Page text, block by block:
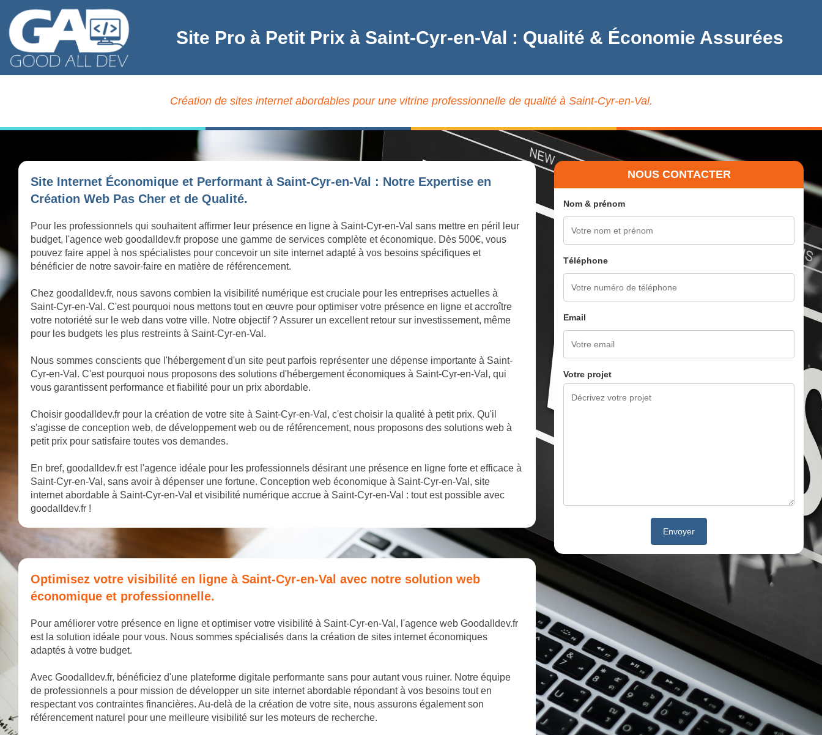
Site Pro à Petit Prix à Saint-Cyr-en-Val : Qualité & Économie Assurées
Création de sites internet abordables pour une vitrine professionnelle de qualité à Saint-Cyr-en-Val.
Site Internet Économique et Performant à Saint-Cyr-en-Val : Notre Expertise en
Création Web Pas Cher et de Qualité.
Pour les professionnels qui souhaitent affirmer leur présence en ligne à Saint-Cyr-en-Val sans mettre en péril leur
budget, l'agence web goodalldev.fr propose une gamme de services complète et économique. Dès 500€, vous
pouvez faire appel à nos spécialistes pour concevoir un site internet adapté à vos besoins spécifiques et
bénéficier de notre savoir-faire en matière de référencement.
Chez goodalldev.fr, nous savons combien la visibilité numérique est cruciale pour les entreprises actuelles à
Saint-Cyr-en-Val. C'est pourquoi nous mettons tout en œuvre pour optimiser votre présence en ligne et accroître
votre notoriété sur le web dans votre ville. Notre objectif ? Assurer un excellent retour sur investissement, même
pour les budgets les plus restreints à Saint-Cyr-en-Val.
Nous sommes conscients que l'hébergement d'un site peut parfois représenter une dépense importante à Saint-
Cyr-en-Val. C'est pourquoi nous proposons des solutions d'hébergement économiques à Saint-Cyr-en-Val, qui
vous garantissent performance et fiabilité pour un prix abordable.
Choisir goodalldev.fr pour la création de votre site à Saint-Cyr-en-Val, c'est choisir la qualité à petit prix. Qu'il
s'agisse de conception web, de développement web ou de référencement, nous proposons des solutions web à
petit prix pour satisfaire toutes vos demandes.
En bref, goodalldev.fr est l'agence idéale pour les professionnels désirant une présence en ligne forte et efficace à
Saint-Cyr-en-Val, sans avoir à dépenser une fortune. Conception web économique à Saint-Cyr-en-Val, site
internet abordable à Saint-Cyr-en-Val et visibilité numérique accrue à Saint-Cyr-en-Val : tout est possible avec
goodalldev.fr !
Optimisez votre visibilité en ligne à Saint-Cyr-en-Val avec notre solution web
économique et professionnelle.
Pour améliorer votre présence en ligne et optimiser votre visibilité à Saint-Cyr-en-Val, l'agence web Goodalldev.fr
est la solution idéale pour vous. Nous sommes spécialisés dans la création de sites internet économiques
adaptés à votre budget.
Avec Goodalldev.fr, bénéficiez d'une plateforme digitale performante sans pour autant vous ruiner. Notre équipe
de professionnels a pour mission de développer un site internet abordable répondant à vos besoins tout en
respectant vos contraintes financières. Au-delà de la création de votre site, nous assurons également son
référencement naturel pour une meilleure visibilité sur les moteurs de recherche.
NOUS CONTACTER
Nom & prénom
Téléphone
Email
Votre projet